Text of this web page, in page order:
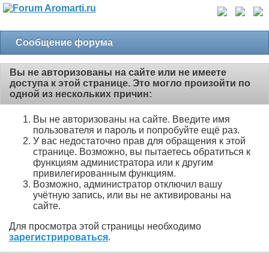
Сообщение форума
Вы не авторизованы на сайте или не имеете
доступа к этой странице. Это могло произойти по
одной из нескольких причин:
Вы не авторизованы на сайте. Введите имя
пользователя и пароль и попробуйте ещё раз.
У вас недостаточно прав для обращения к этой
странице. Возможно, вы пытаетесь обратиться к
функциям администратора или к другим
привилегированным функциям.
Возможно, администратор отключил вашу
учётную запись, или вы не активированы на
сайте.
Для просмотра этой страницы необходимо
зарегистрироваться.